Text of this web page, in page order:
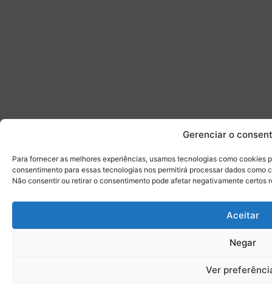
Gerenciar o
Para fornecer as melhores experiências, usamos tecnologias como
consentimento para essas tecnologias nos permitirá processar dados
Não consentir ou retirar o consentimento pode afetar negativamente certos
Aceitar
Negar
Ver